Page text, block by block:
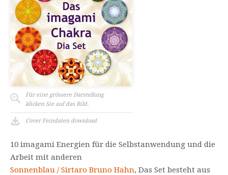
Für eine grössere Darstellung
klicken Sie auf das Bild.
Cover Feindaten download
10 imagami Energien für die Selbstanwendung und die
Arbeit mit anderen
Sonnenblau / Sirtaro Bruno Hahn, Das Set besteht aus